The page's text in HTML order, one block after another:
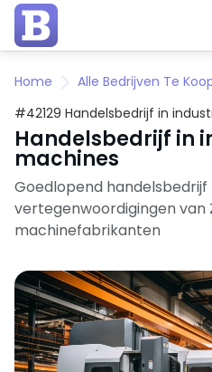
Home
Alle Bedrijven Te
#42129 Handelsbedrijf in
machines
Handelsbedrijf in
machines
Goedlopend
vertegenwoordigingen van
machinefabrikanten